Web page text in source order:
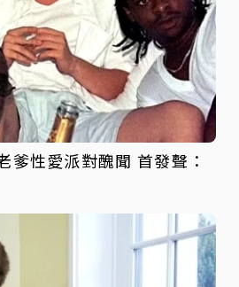
爹性愛派對醜聞 首發聲：